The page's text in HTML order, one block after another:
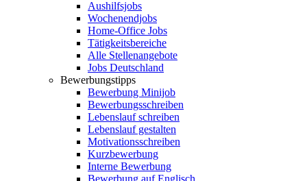
Aushilfsjobs
Wochenendjobs
Home-Office Jobs
Tätigkeitsbereiche
Alle Stellenangebote
Jobs Deutschland
Bewerbungstipps
Bewerbung Minijob
Bewerbungsschreiben
Lebenslauf schreiben
Lebenslauf gestalten
Motivationsschreiben
Kurzbewerbung
Interne Bewerbung
Bewerbung auf Englisch